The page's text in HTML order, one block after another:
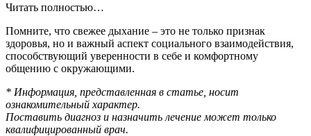
Читать полностью…
Помните, что свежее дыхание – это не только признак
здоровья, но и важный аспект социального взаимодействия,
способствующий уверенности в себе и комфортному
общению с окружающими.
* Информация, представленная в статье, носит
ознакомительный характер.
Поставить диагноз и назначить лечение может только
квалифицированный врач.